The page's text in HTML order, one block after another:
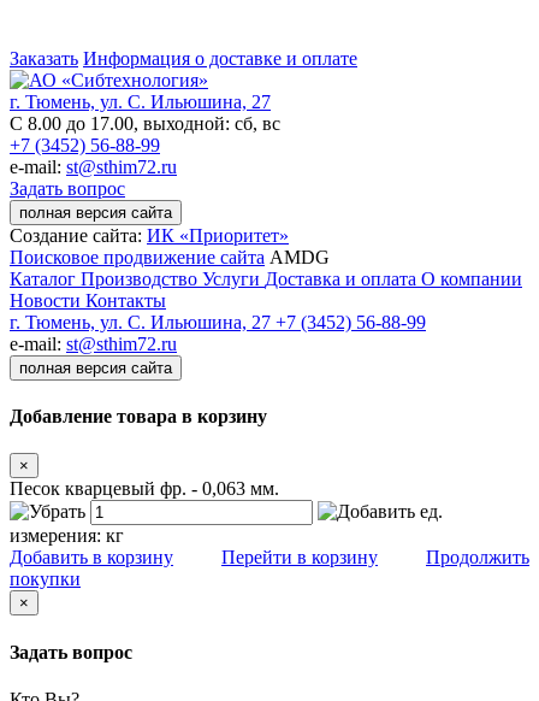
Заказать Информация о доставке и оплате
г. Тюмень, ул. С. Ильюшина, 27
С 8.00 до 17.00, выходной: сб, вс
+7 (3452) 56-88-99
e-mail: st@sthim72.ru
Задать вопрос
полная версия сайта
Создание сайта: ИК «Приоритет»
Поисковое продвижение сайта AMDG
Каталог Производство Услуги Доставка и оплата О компании
Новости Контакты
г. Тюмень, ул. С. Ильюшина, 27 +7 (3452) 56-88-99
e-mail: st@sthim72.ru
полная версия сайта
Добавление товара в корзину
×
Песок кварцевый фр. - 0,063 мм.
ед.
измерения: кг
Добавить в корзину
Перейти в корзину
Продолжить
покупки
×
Задать вопрос